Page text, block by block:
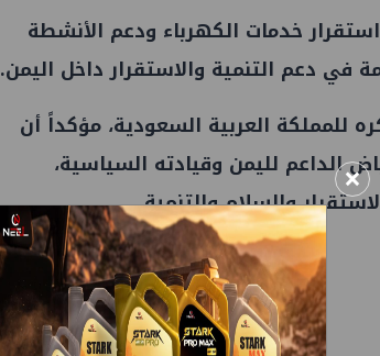
خدمات الكهرباء ودعم الأنشطة
في دعم التنمية والاستقرار داخل اليمن.
للمملكة العربية السعودية، مؤكداً أن
الداعم لليمن وقيادته السياسية،
والسلام والتنمية.
×